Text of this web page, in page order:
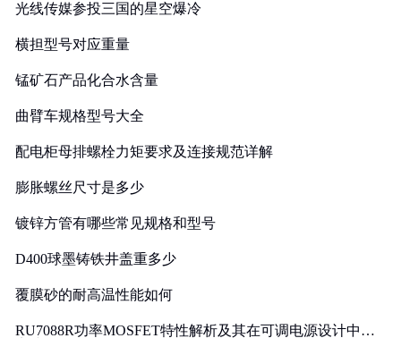
光线传媒参投三国的星空爆冷
横担型号对应重量
锰矿石产品化合水含量
曲臂车规格型号大全
配电柜母排螺栓力矩要求及连接规范详解
膨胀螺丝尺寸是多少
镀锌方管有哪些常见规格和型号
D400球墨铸铁井盖重多少
覆膜砂的耐高温性能如何
RU7088R功率MOSFET特性解析及其在可调电源设计中的